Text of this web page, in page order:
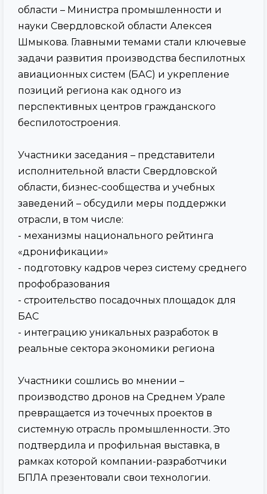
области – Министра промышленности и
науки Свердловской области Алексея
Шмыкова. Главными темами стали ключевые
задачи развития производства беспилотных
авиационных систем (БАС) и укрепление
позиций региона как одного из
перспективных центров гражданского
беспилотостроения.
Участники заседания – представители
исполнительной власти Свердловской
области, бизнес-сообщества и учебных
заведений – обсудили меры поддержки
отрасли, в том числе:
- механизмы национального рейтинга
«дронификации»
- подготовку кадров через систему среднего
профобразования
- строительство посадочных площадок для
БАС
- интеграцию уникальных разработок в
реальные сектора экономики региона
Участники сошлись во мнении –
производство дронов на Среднем Урале
превращается из точечных проектов в
системную отрасль промышленности. Это
подтвердила и профильная выставка, в
рамках которой компании-разработчики
БПЛА презентовали свои технологии.